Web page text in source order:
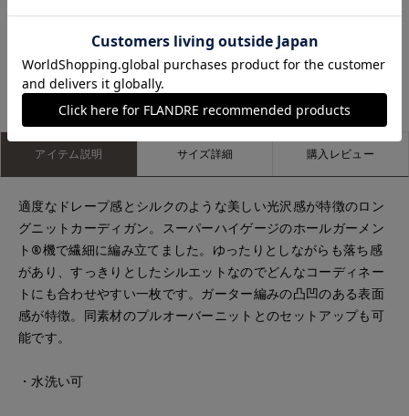
もっと見る
アイテム説明 サイズ詳細 購入レビュー
適度なドレープ感とシルクのような美しい光沢感が特徴のロン
グニットカーディガン。スーパーハイゲージのホールガーメン
ト®機で繊細に編み立てました。ゆったりとしながらも落ち感
があり、すっきりとしたシルエットなのでどんなコーディネー
トにも合わせやすい一枚です。ガーター編みの凸凹のある表面
感が特徴。同素材のプルオーバーニットとのセットアップも可
能です。
・水洗い可